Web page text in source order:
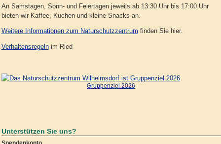
An Samstagen, Sonn- und Feiertagen jeweils ab 13:30 Uhr bis 17:00 Uhr
bieten wir Kaffee, Kuchen und kleine Snacks an.
Weitere Informationen zum Naturschutzzentrum finden Sie hier.
Verhaltensregelnim Ried
Gruppenziel 2026
Unterstützen Sie uns?